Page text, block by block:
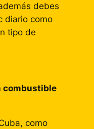
debes
diario como
tipo de
combustible
como